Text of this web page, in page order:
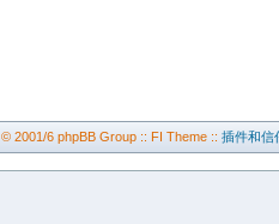
© 2001/6 phpBB Group :: FI Theme :: 插件和信